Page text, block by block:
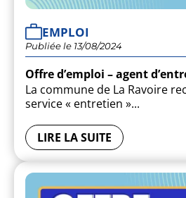
EMPLOI
Publiée le 13/08/2024
Offre d’emploi – agent
La commune de La Ravoire
service « entretien »...
LIRE LA SUITE